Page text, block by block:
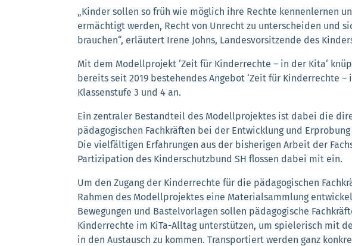
„Kinder sollen so früh wie möglich ihre Rechte kennenlernen
ermächtigt werden, Recht von Unrecht zu unterscheiden und
brauchen“, erläutert Irene Johns, Landesvorsitzende des
Mit dem Modellprojekt ‘Zeit für Kinderrechte – in der Kita‘
bereits seit 2019 bestehendes Angebot ‘Zeit für Kinderrechte –
Klassenstufe 3 und 4 an.
Ein zentraler Bestandteil des Modellprojektes ist dabei die
pädagogischen Fachkräften bei der Entwicklung und
Die vielfältigen Erfahrungen aus der bisherigen Arbeit der
Partizipation des Kinderschutzbund SH flossen dabei mit ein.
Um den Zugang der Kinderrechte für die pädagogischen
Rahmen des Modellprojektes eine Materialsammlung
Bewegungen und Bastelvorlagen sollen pädagogische
Kinderrechte im KiTa-Alltag unterstützen, um spielerisch mit
in den Austausch zu kommen. Transportiert werden ganz